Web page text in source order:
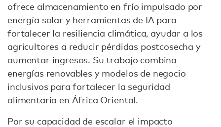
ofrece almacenamiento en frío impulsado por
energía solar y herramientas de IA para
fortalecer la resiliencia climática, ayudar a los
agricultores a reducir pérdidas postcosecha y
aumentar ingresos. Su trabajo combina
energías renovables y modelos de negocio
inclusivos para fortalecer la seguridad
alimentaria en África Oriental.
Por su capacidad de escalar el impacto